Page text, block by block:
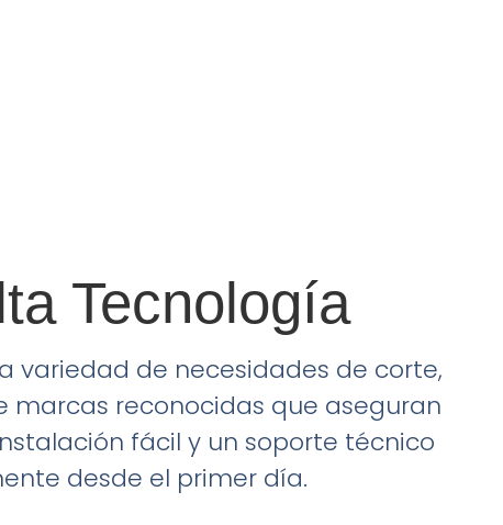
Tecnología
variedad de necesidades de corte,
reconocidas que aseguran
fácil y un soporte técnico
desde el primer día.